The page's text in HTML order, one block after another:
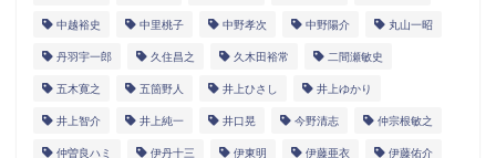
中越裕史 中里桃子 中野孝次 中野陽介 丸山一昭
丹羽宇一郎 久住昌之 久木田裕常 二間瀬敏史
五木寛之 五箇野人 井上ひさし 井上ゆかり
井上智介 井上純一 井口晃 今野清志 仲宗根敏之
仲曽良ハミ 伊丹十三 伊東明 伊藤亜衣 伊藤佑介